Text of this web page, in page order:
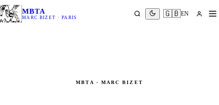
MBTA
MARC BIZET · PARIS 🇬🇧EN
MBTA · MARC BIZET